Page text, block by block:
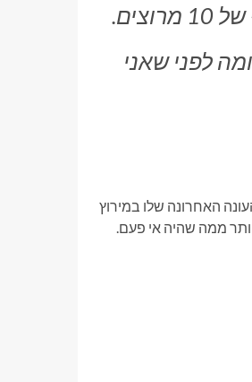
לפני שאני
האחרונה שלו במירוץ